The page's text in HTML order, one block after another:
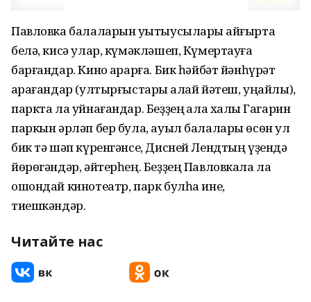
Павловка балаларын уҡытыусылары ҡайғырта
белә, кисә улар, күмәкләшеп, Күмертауға
барғандар. Кино ҡарарға. Бик һәйбәт йәнһүрәт
ҡарағандар (ултырғыстары ҡалай йәтеш, уңайлы),
паркта ла уйнағандар. Беҙҙең ҡала халҡы Гагарин
паркын әрләп бер була, ауыл балалары өсөн ул
бик тә шәп күренгәнсе, Дисней Лендтың үҙендә
йөрөгәндәр, әйтерһең. Беҙҙең Павловкала ла
ошондай кинотеатр, парк булһа ине,
тиешкәндәр.
Читайте нас